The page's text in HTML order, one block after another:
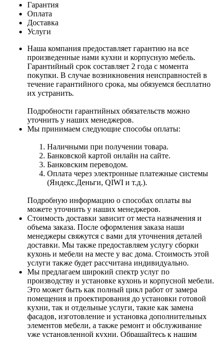
Гарантия
Оплата
Доставка
Услуги
Наша компания предоставляет гарантию на все
произведенные нами кухни и корпусную мебель.
Гарантийный срок составляет 2 года с момента
покупки. В случае возникновения неисправностей в
течение гарантийного срока, мы обязуемся бесплатно
их устранить.
Подробности гарантийных обязательств можно
уточнить у наших менеджеров.
Мы принимаем следующие способы оплаты:
Наличными при получении товара.
Банковской картой онлайн на сайте.
Банковским переводом.
Оплата через электронные платежные системы
(Яндекс.Деньги, QIWI и т.д.).
Подробную информацию о способах оплаты вы
можете уточнить у наших менеджеров.
Стоимость доставки зависит от места назначения и
объема заказа. После оформления заказа наши
менеджеры свяжутся с вами для уточнения деталей
доставки. Мы также предоставляем услугу сборки
кухонь и мебели на месте у вас дома. Стоимость этой
услуги также будет рассчитана индивидуально.
Мы предлагаем широкий спектр услуг по
производству и установке кухонь и корпусной мебели.
Это может быть как полный цикл работ от замера
помещения и проектирования до установки готовой
кухни, так и отдельные услуги, такие как замена
фасадов, изготовление и установка дополнительных
элементов мебели, а также ремонт и обслуживание
уже установленной кухни. Обращайтесь к нашим